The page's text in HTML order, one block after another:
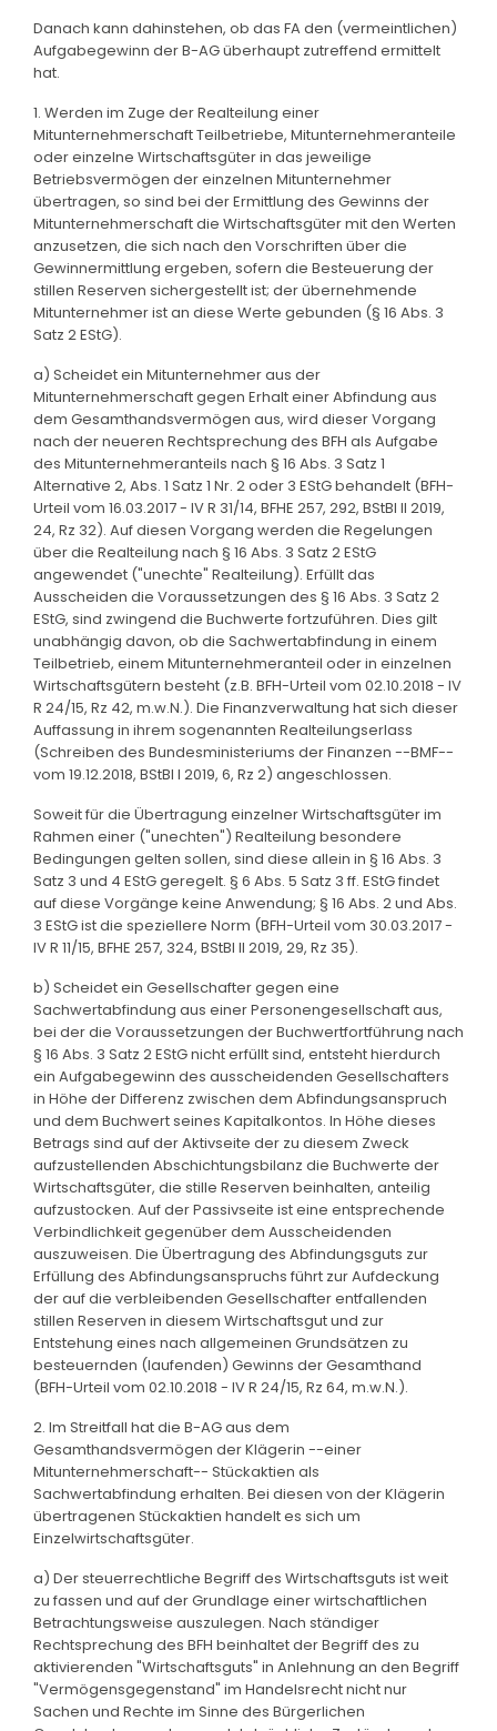
Danach kann dahinstehen, ob das FA den (vermeintlichen)
Aufgabegewinn der B-AG überhaupt zutreffend ermittelt
hat.
1. Werden im Zuge der Realteilung einer
Mitunternehmerschaft Teilbetriebe, Mitunternehmeranteile
oder einzelne Wirtschaftsgüter in das jeweilige
Betriebsvermögen der einzelnen Mitunternehmer
übertragen, so sind bei der Ermittlung des Gewinns der
Mitunternehmerschaft die Wirtschaftsgüter mit den Werten
anzusetzen, die sich nach den Vorschriften über die
Gewinnermittlung ergeben, sofern die Besteuerung der
stillen Reserven sichergestellt ist; der übernehmende
Mitunternehmer ist an diese Werte gebunden (§ 16 Abs. 3
Satz 2 EStG).
a) Scheidet ein Mitunternehmer aus der
Mitunternehmerschaft gegen Erhalt einer Abfindung aus
dem Gesamthandsvermögen aus, wird dieser Vorgang
nach der neueren Rechtsprechung des BFH als Aufgabe
des Mitunternehmeranteils nach § 16 Abs. 3 Satz 1
Alternative 2, Abs. 1 Satz 1 Nr. 2 oder 3 EStG behandelt (BFH-
Urteil vom 16.03.2017 - IV R 31/14, BFHE 257, 292, BStBl II 2019,
24, Rz 32). Auf diesen Vorgang werden die Regelungen
über die Realteilung nach § 16 Abs. 3 Satz 2 EStG
angewendet ("unechte" Realteilung). Erfüllt das
Ausscheiden die Voraussetzungen des § 16 Abs. 3 Satz 2
EStG, sind zwingend die Buchwerte fortzuführen. Dies gilt
unabhängig davon, ob die Sachwertabfindung in einem
Teilbetrieb, einem Mitunternehmeranteil oder in einzelnen
Wirtschaftsgütern besteht (z.B. BFH-Urteil vom 02.10.2018 - IV
R 24/15, Rz 42, m.w.N.). Die Finanzverwaltung hat sich dieser
Auffassung in ihrem sogenannten Realteilungserlass
(Schreiben des Bundesministeriums der Finanzen --BMF--
vom 19.12.2018, BStBl I 2019, 6, Rz 2) angeschlossen.
Soweit für die Übertragung einzelner Wirtschaftsgüter im
Rahmen einer ("unechten") Realteilung besondere
Bedingungen gelten sollen, sind diese allein in § 16 Abs. 3
Satz 3 und 4 EStG geregelt. § 6 Abs. 5 Satz 3 ff. EStG findet
auf diese Vorgänge keine Anwendung; § 16 Abs. 2 und Abs.
3 EStG ist die speziellere Norm (BFH-Urteil vom 30.03.2017 -
IV R 11/15, BFHE 257, 324, BStBl II 2019, 29, Rz 35).
b) Scheidet ein Gesellschafter gegen eine
Sachwertabfindung aus einer Personengesellschaft aus,
bei der die Voraussetzungen der Buchwertfortführung nach
§ 16 Abs. 3 Satz 2 EStG nicht erfüllt sind, entsteht hierdurch
ein Aufgabegewinn des ausscheidenden Gesellschafters
in Höhe der Differenz zwischen dem Abfindungsanspruch
und dem Buchwert seines Kapitalkontos. In Höhe dieses
Betrags sind auf der Aktivseite der zu diesem Zweck
aufzustellenden Abschichtungsbilanz die Buchwerte der
Wirtschaftsgüter, die stille Reserven beinhalten, anteilig
aufzustocken. Auf der Passivseite ist eine entsprechende
Verbindlichkeit gegenüber dem Ausscheidenden
auszuweisen. Die Übertragung des Abfindungsguts zur
Erfüllung des Abfindungsanspruchs führt zur Aufdeckung
der auf die verbleibenden Gesellschafter entfallenden
stillen Reserven in diesem Wirtschaftsgut und zur
Entstehung eines nach allgemeinen Grundsätzen zu
besteuernden (laufenden) Gewinns der Gesamthand
(BFH-Urteil vom 02.10.2018 - IV R 24/15, Rz 64, m.w.N.).
2. Im Streitfall hat die B-AG aus dem
Gesamthandsvermögen der Klägerin --einer
Mitunternehmerschaft-- Stückaktien als
Sachwertabfindung erhalten. Bei diesen von der Klägerin
übertragenen Stückaktien handelt es sich um
Einzelwirtschaftsgüter.
a) Der steuerrechtliche Begriff des Wirtschaftsguts ist weit
zu fassen und auf der Grundlage einer wirtschaftlichen
Betrachtungsweise auszulegen. Nach ständiger
Rechtsprechung des BFH beinhaltet der Begriff des zu
aktivierenden "Wirtschaftsguts" in Anlehnung an den Begriff
"Vermögensgegenstand" im Handelsrecht nicht nur
Sachen und Rechte im Sinne des Bürgerlichen